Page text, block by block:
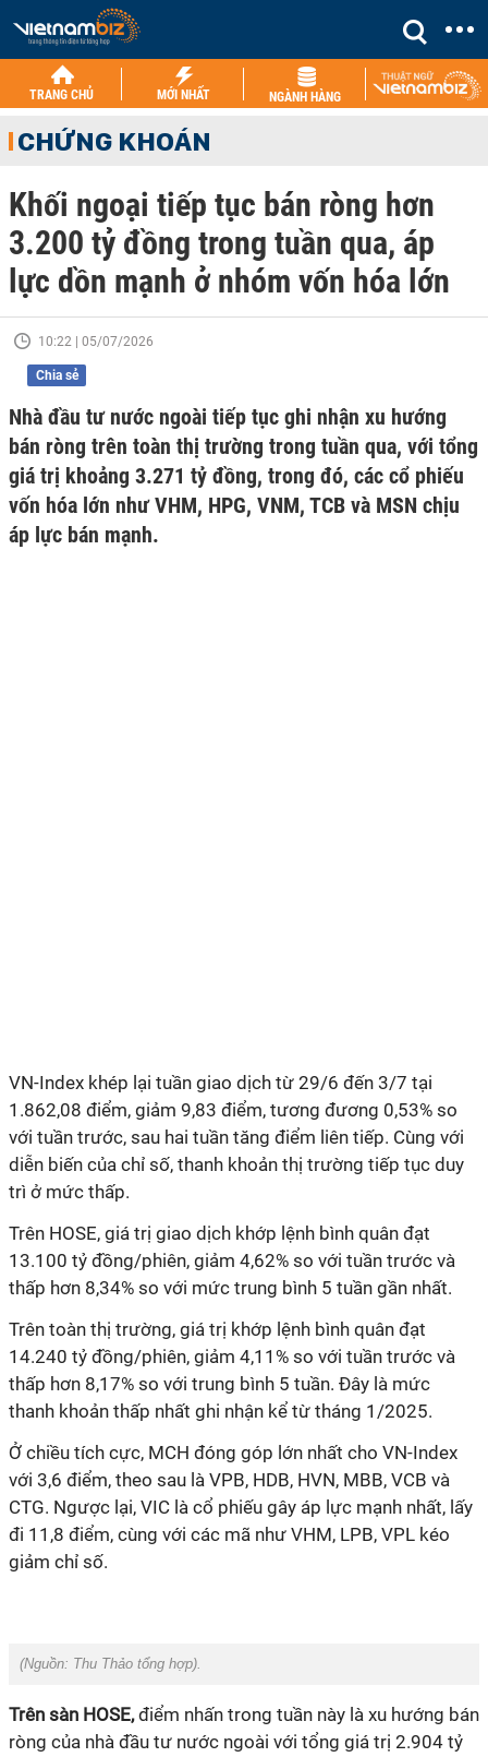
TRANG CHỦ MỚI NHẤT NGÀNH HÀNG
CHỨNG KHOÁN
Khối ngoại tiếp tục bán ròng hơn
3.200 tỷ đồng trong tuần qua, áp
lực dồn mạnh ở nhóm vốn hóa lớn
10:22 | 05/07/2026
Chia sẻ
Nhà đầu tư nước ngoài tiếp tục ghi nhận xu hướng
bán ròng trên toàn thị trường trong tuần qua, với tổng
giá trị khoảng 3.271 tỷ đồng, trong đó, các cổ phiếu
vốn hóa lớn như VHM, HPG, VNM, TCB và MSN chịu
áp lực bán mạnh.
VN-Index khép lại tuần giao dịch từ 29/6 đến 3/7 tại
1.862,08 điểm, giảm 9,83 điểm, tương đương 0,53% so
với tuần trước, sau hai tuần tăng điểm liên tiếp. Cùng với
diễn biến của chỉ số, thanh khoản thị trường tiếp tục duy
trì ở mức thấp.
Trên HOSE, giá trị giao dịch khớp lệnh bình quân đạt
13.100 tỷ đồng/phiên, giảm 4,62% so với tuần trước và
thấp hơn 8,34% so với mức trung bình 5 tuần gần nhất.
Trên toàn thị trường, giá trị khớp lệnh bình quân đạt
14.240 tỷ đồng/phiên, giảm 4,11% so với tuần trước và
thấp hơn 8,17% so với trung bình 5 tuần. Đây là mức
thanh khoản thấp nhất ghi nhận kể từ tháng 1/2025.
Ở chiều tích cực, MCH đóng góp lớn nhất cho VN-Index
với 3,6 điểm, theo sau là VPB, HDB, HVN, MBB, VCB và
CTG. Ngược lại, VIC là cổ phiếu gây áp lực mạnh nhất, lấy
đi 11,8 điểm, cùng với các mã như VHM, LPB, VPL kéo
giảm chỉ số.
(Nguồn: Thu Thảo tổng hợp).
Trên sàn HOSE,điểm nhấn trong tuần này là xu hướng bán
ròng của nhà đầu tư nước ngoài với tổng giá trị 2.904 tỷ